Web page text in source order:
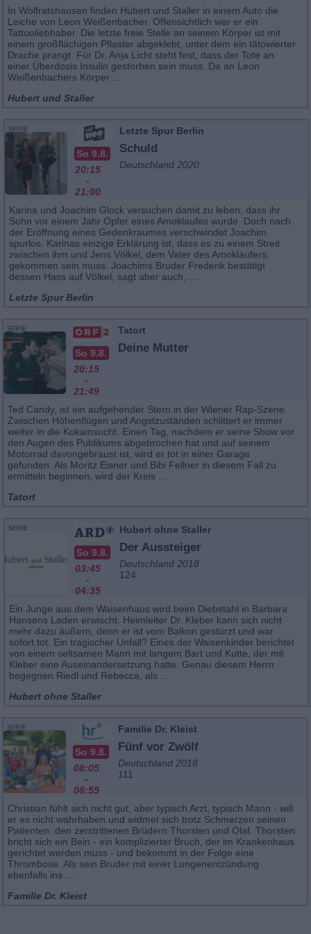
In Wolfratshausen finden Hubert und Staller in einem Auto die
Leiche von Leon Weißenbacher. Offensichtlich war er ein
Tattooliebhaber. Die letzte freie Stelle an seinem Körper ist mit
einem großflächigen Pflaster abgeklebt, unter dem ein tätowierter
Drache prangt. Für Dr. Anja Licht steht fest, dass der Tote an
einer Überdosis Insulin gestorben sein muss. Da an Leon
Weißenbachers Körper ...
Hubert und Staller
SERIE
So 9.8.
20:15
-
21:00
Letzte Spur Berlin
Schuld
Deutschland 2020
Karina und Joachim Glock versuchen damit zu leben, dass ihr
Sohn vor einem Jahr Opfer eines Amoklaufes wurde. Doch nach
der Eröffnung eines Gedenkraumes verschwindet Joachim
spurlos. Karinas einzige Erklärung ist, dass es zu einem Streit
zwischen ihm und Jens Völkel, dem Vater des Amokläufers,
gekommen sein muss. Joachims Bruder Frederik bestätigt
dessen Hass auf Völkel, sagt aber auch, ...
Letzte Spur Berlin
SERIE
So 9.8.
20:15
-
21:49
Tatort
Deine Mutter
Ted Candy, ist ein aufgehender Stern in der Wiener Rap-Szene.
Zwischen Höhenflügen und Angstzuständen schlittert er immer
weiter in die Kokainsucht. Einen Tag, nachdem er seine Show vor
den Augen des Publikums abgebrochen hat und auf seinem
Motorrad davongebraust ist, wird er tot in einer Garage
gefunden. Als Moritz Eisner und Bibi Fellner in diesem Fall zu
ermitteln beginnen, wird der Kreis ...
Tatort
SERIE
So 9.8.
03:45
-
04:35
Hubert ohne Staller
Der Aussteiger
Deutschland 2018
124
Ein Junge aus dem Waisenhaus wird beim Diebstahl in Barbara
Hansens Laden erwischt. Heimleiter Dr. Kleber kann sich nicht
mehr dazu äußern, denn er ist vom Balkon gestürzt und war
sofort tot. Ein tragischer Unfall? Eines der Waisenkinder berichtet
von einem seltsamen Mann mit langem Bart und Kutte, der mit
Kleber eine Auseinandersetzung hatte. Genau diesem Herrn
begegnen Riedl und Rebecca, als ...
Hubert ohne Staller
SERIE
So 9.8.
08:05
-
08:55
Familie Dr. Kleist
Fünf vor Zwölf
Deutschland 2018
111
Christian fühlt sich nicht gut, aber typisch Arzt, typisch Mann - will
er es nicht wahrhaben und widmet sich trotz Schmerzen seinen
Patienten: den zerstrittenen Brüdern Thorsten und Olaf. Thorsten
bricht sich ein Bein - ein komplizierter Bruch, der im Krankenhaus
gerichtet werden muss - und bekommt in der Folge eine
Thrombose. Als sein Bruder mit einer Lungenentzündung
ebenfalls ins ...
Familie Dr. Kleist